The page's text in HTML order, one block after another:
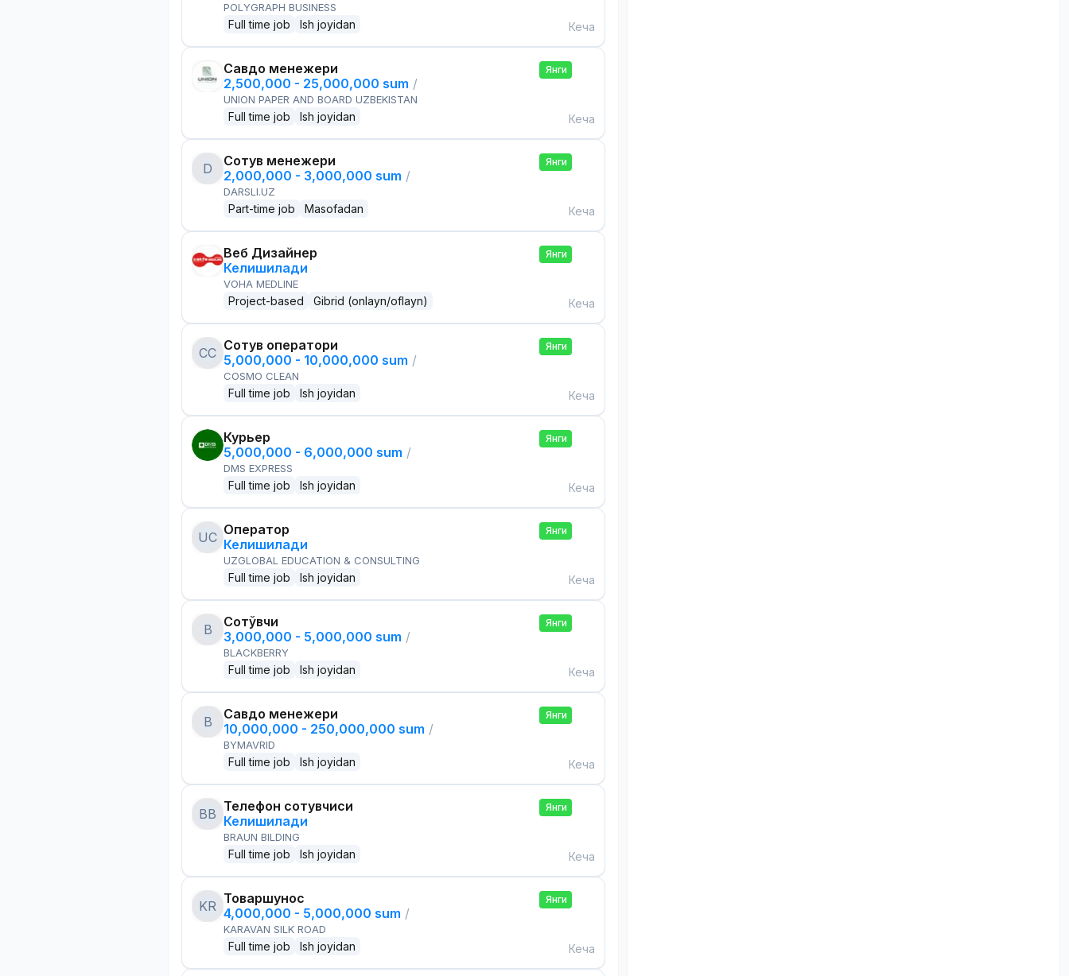
POLYGRAPH BUSINESS
Full time job Ish joyidan Кеча
Савдо менежери
2,500,000 - 25,000,000 sum /
UNION PAPER AND BOARD UZBEKISTAN
Full time job Ish joyidan
Янги
Кеча
D
Сотув менежери
2,000,000 - 3,000,000 sum /
DARSLI.UZ
Part-time job Masofadan
Янги
Кеча
Веб Дизайнер
Келишилади
VOHA MEDLINE
Project-based Gibrid (onlayn/oflayn)
Янги
Кеча
CC Сотув оператори
5,000,000 - 10,000,000 sum /
COSMO CLEAN
Full time job Ish joyidan
Янги
Кеча
Курьер
5,000,000 - 6,000,000 sum /
DMS EXPRESS
Full time job Ish joyidan
Янги
Кеча
UC Оператор
Келишилади
UZGLOBAL EDUCATION & CONSULTING
Full time job Ish joyidan
Янги
Кеча
B
Сотўвчи
3,000,000 - 5,000,000 sum /
BLACKBERRY
Full time job Ish joyidan
Янги
Кеча
B
Савдо менежери
10,000,000 - 250,000,000 sum /
BYMAVRID
Full time job Ish joyidan
Янги
Кеча
BB Телефон сотувчиси
Келишилади
BRAUN BILDING
Full time job Ish joyidan
Янги
Кеча
KR Товаршунос
4,000,000 - 5,000,000 sum /
KARAVAN SILK ROAD
Full time job Ish joyidan
Янги
Кеча